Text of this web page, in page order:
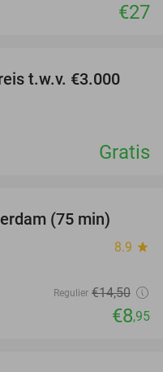
€27
t.w.v. €3.000
Gratis
(75 min)
8.9 star
Regulier €14,50
€8,95